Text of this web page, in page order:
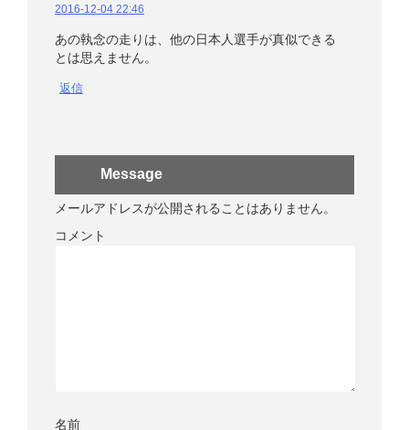
2016-12-04 22:46
あの執念の走りは、他の日本人選手が真似できる
とは思えません。
返信
Message
メールアドレスが公開されることはありません。
コメント
名前